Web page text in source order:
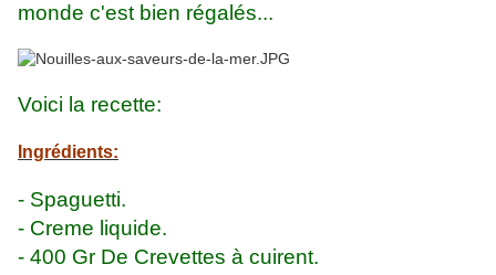
monde c'est bien régalés...
Voici la recette:
Ingrédients:
- Spaguetti.
- Creme liquide.
- 400 Gr De Crevettes à cuirent.